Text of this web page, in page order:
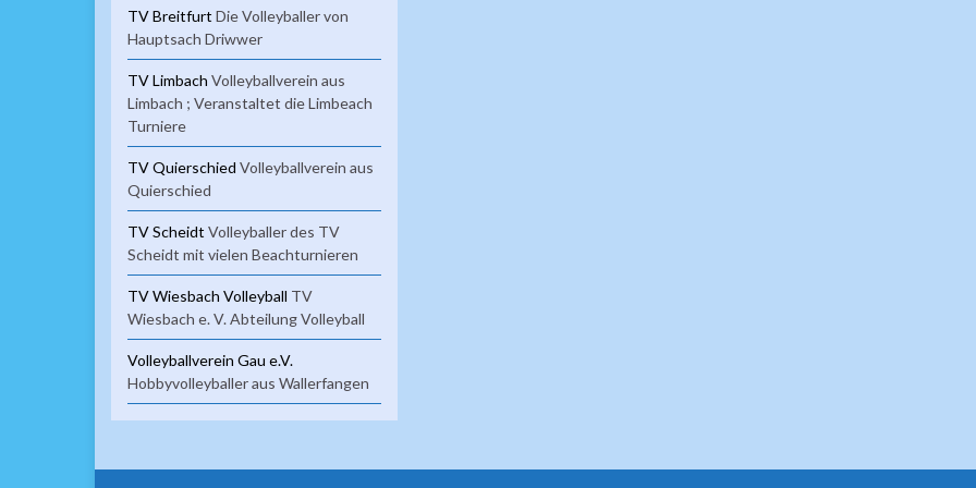
TV Breitfurt Die Volleyballer von
Hauptsach Driwwer
TV Limbach Volleyballverein aus
Limbach ; Veranstaltet die Limbeach
Turniere
TV Quierschied Volleyballverein aus
Quierschied
TV Scheidt Volleyballer des TV
Scheidt mit vielen Beachturnieren
TV Wiesbach Volleyball TV
Wiesbach e. V. Abteilung Volleyball
Volleyballverein Gau e.V.
Hobbyvolleyballer aus Wallerfangen